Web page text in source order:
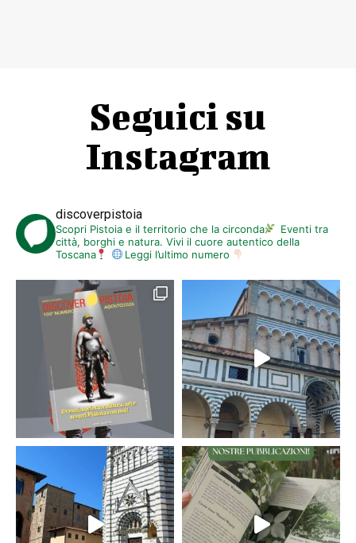
Seguici su
Instagram
discoverpistoia
Scopri Pistoia e il territorio che la circonda
Eventi tra
città, borghi e natura. Vivi il cuore autentico della
Toscana
Leggi l’ultimo numero